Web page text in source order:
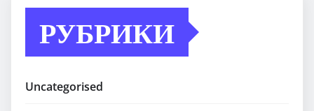
РУБРИКИ
Uncategorised